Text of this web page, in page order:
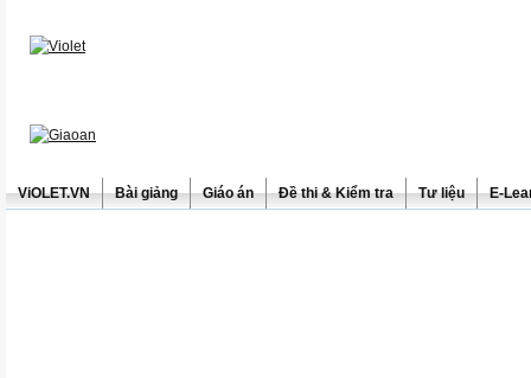
ViOLET.VN Bài giảng Giáo án Đề thi & Kiểm tra Tư liệu E-